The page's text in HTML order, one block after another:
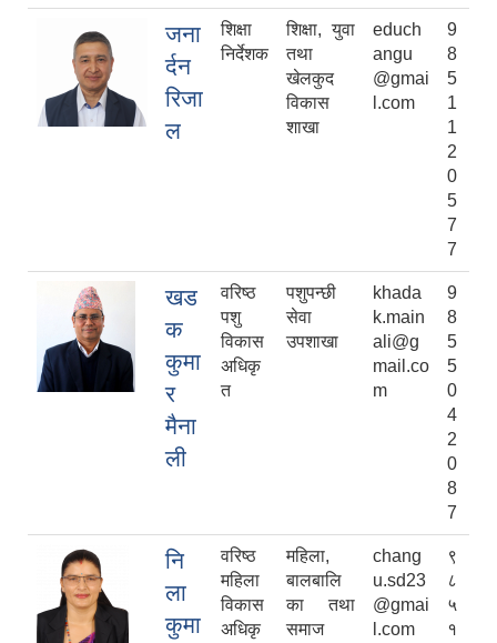
जना
र्दन
रिजा
ल
शिक्षा
निर्देशक
शिक्षा, युवा
तथा
खेलकुद
विकास
शाखा
educh
angu
@gmai
l.com
9
8
5
1
1
2
0
5
7
7
खड
क
कुमा
र
मैना
ली
वरिष्ठ
पशु
विकास
अधिकृ
त
पशुपन्छी
सेवा
उपशाखा
khada
k.main
ali@g
mail.co
m
9
8
5
5
0
4
2
0
8
7
नि
ला
कुमा
वरिष्ठ
महिला
विकास
अधिकृ
महिला,
बालबालि
का तथा
समाज
chang
u.sd23
@gmai
l.com
९
८
५
१